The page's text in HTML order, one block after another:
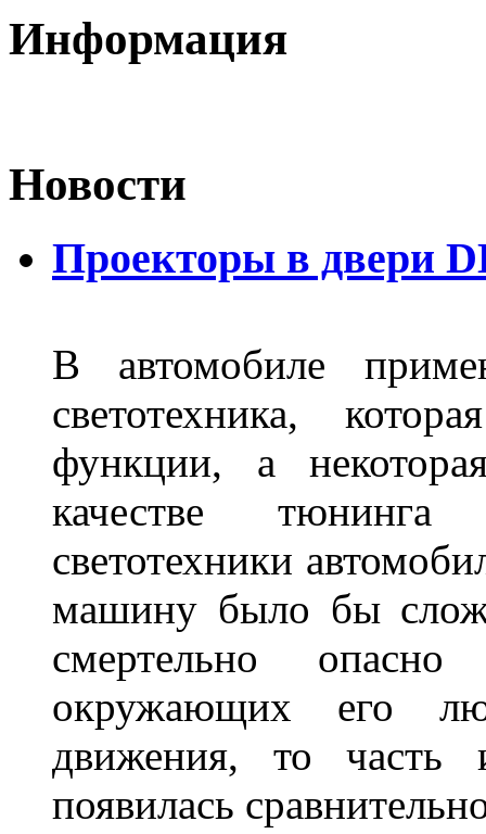
Информация
Новости
Проекторы в двери
В автомобиле
светотехника,
функции, а
качестве
светотехники
машину было бы
смертельно
окружающих его
движения, то часть
появилась